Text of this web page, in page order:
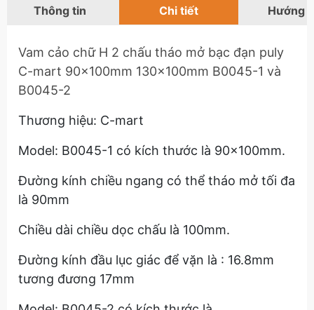
Thông tin Chi tiết Hướng
Vam cảo chữ H 2 chấu tháo mở bạc đạn puly
C-mart 90x100mm 130x100mm B0045-1 và
B0045-2
Thương hiệu: C-mart
Model: B0045-1 có kích thước là 90x100mm.
Đường kính chiều ngang có thể tháo mở tối đa
là 90mm
Chiều dài chiều dọc chấu là 100mm.
Đường kính đầu lục giác để vặn là : 16.8mm
tương đương 17mm